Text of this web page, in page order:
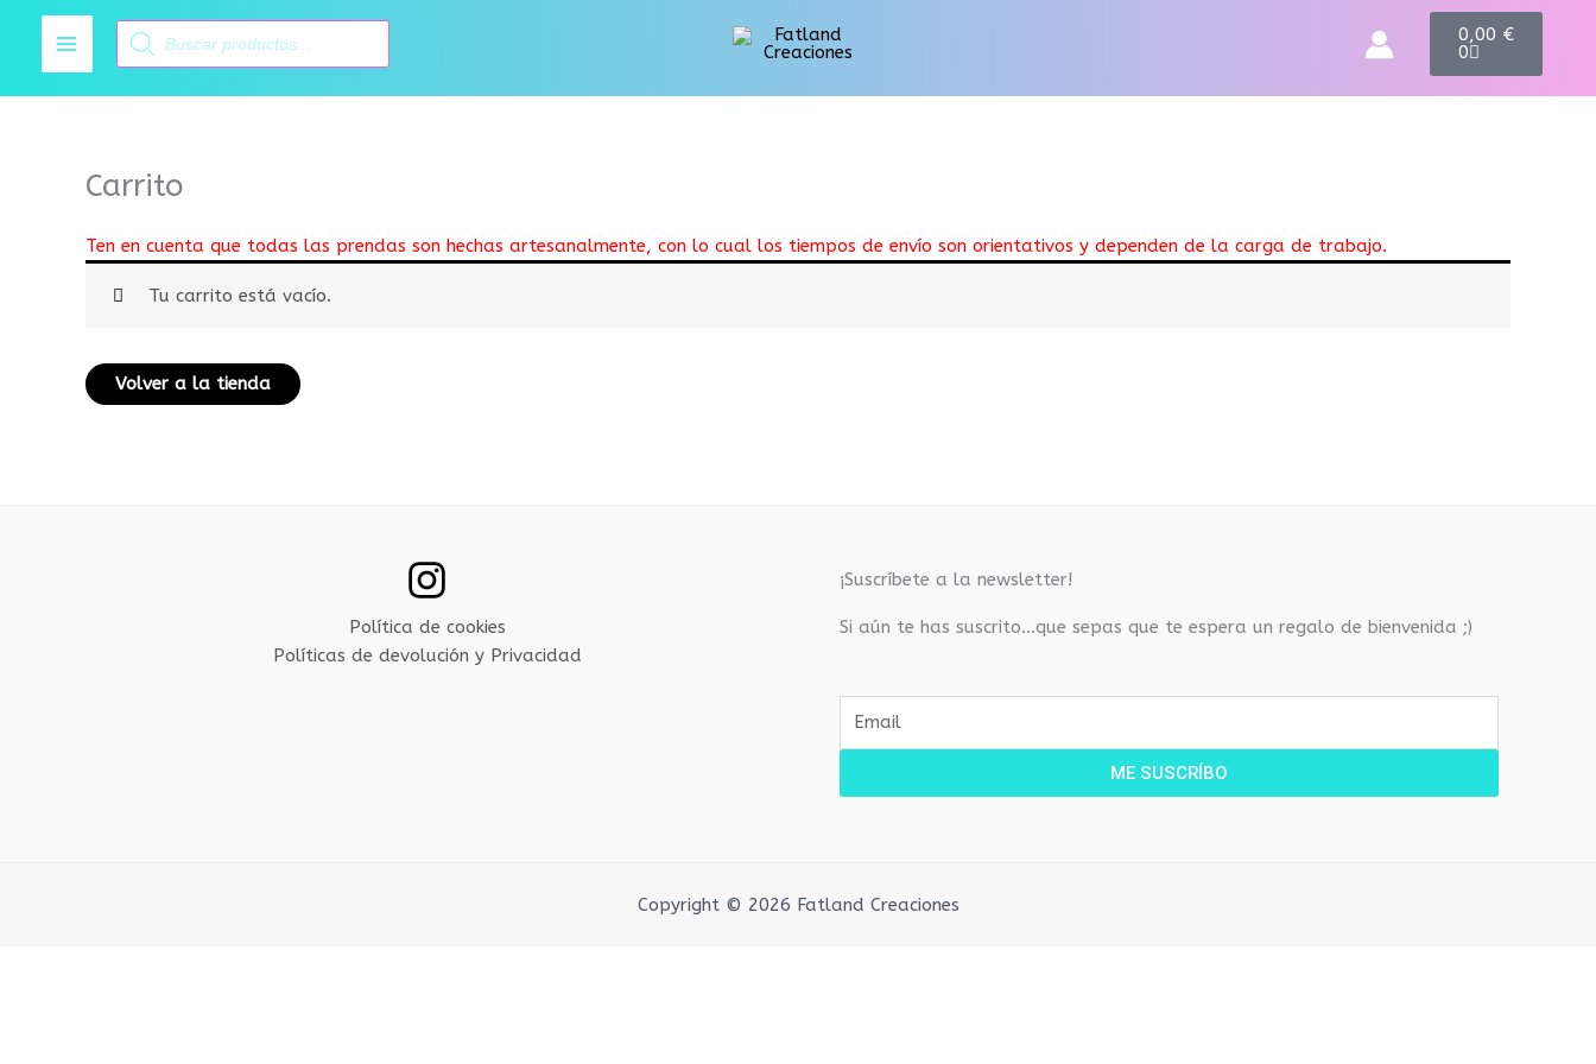
contenido
Búsqueda
de
productos
0,00 €
0
C
a
r
t
Carrito
Ten en cuenta que todas las prendas son hechas artesanalmente, con lo cual los tiempos de envío son orientativos y dependen de la carga de trabajo.
Tu carrito está vacío.
Volver a la tienda
Política de cookies
Políticas de devolución y Privacidad
¡Suscríbete a la newsletter!
Si aún te has suscrito…que sepas que te espera un regalo de bienvenida ;)
i
ME SUSCRÍBO
Copyright © 2026 Fatland Creaciones